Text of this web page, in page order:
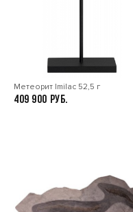
Метеорит Imilac 52,5 г
409 900